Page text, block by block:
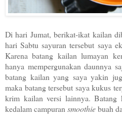
Di hari Jumat, berikat-ikat kailan
hari Sabtu sayuran tersebut saya
Karena batang kailan lumayan
hanya mempergunakan daunnya
batang kailan yang saya yakin
maka batang tersebut saya kukus
krim kailan versi lainnya. Batang
kedalam campuransmoothiebuah